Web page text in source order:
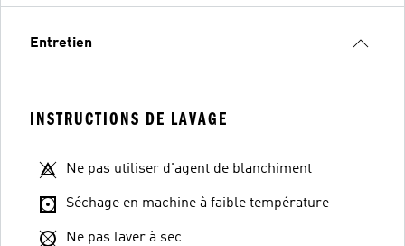
Entretien
INSTRUCTIONS DE LAVAGE
Ne pas utiliser d'agent de blanchiment
Séchage en machine à faible température
Ne pas laver à sec